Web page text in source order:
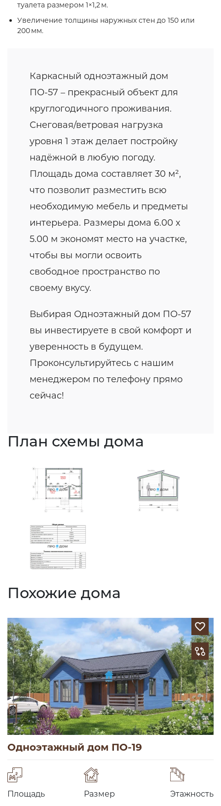
туалета размером 1×1,2 м.
Увеличение толщины наружных стен до 150 или
200 мм.
Каркасный одноэтажный дом
ПО-57 – прекрасный объект для
круглогодичного проживания.
Снеговая/ветровая нагрузка
уровня 1 этаж делает постройку
надёжной в любую погоду.
Площадь дома составляет 30 м²,
что позволит разместить всю
необходимую мебель и предметы
интерьера. Размеры дома 6.00 x
5.00 м экономят место на участке,
чтобы вы могли освоить
свободное пространство по
своему вкусу.
Выбирая Одноэтажный дом ПО-57
вы инвестируете в свой комфорт и
уверенность в будущем.
Проконсультируйтесь с нашим
менеджером по телефону прямо
сейчас!
План схемы дома
Похожие дома
Одноэтажный дом ПО-19
Площадь Размер Этажность